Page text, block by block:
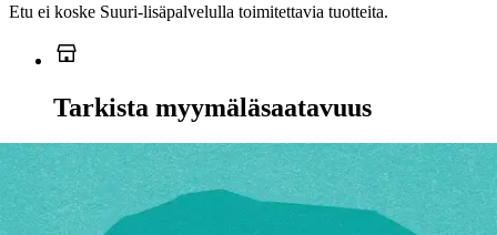
Etu ei koske Suuri‑lisäpalvelulla toimitettavia tuotteita.
Tarkista myymäläsaatavuus
Ei saatavilla